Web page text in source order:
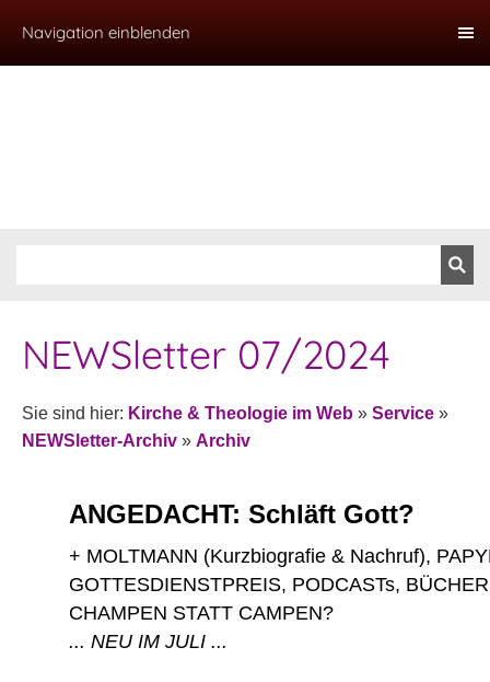
Navigation einblenden
NEWSletter 07/2024
Sie sind hier: Kirche & Theologie im Web » Service »
NEWSletter-Archiv » Archiv
ANGEDACHT: Schläft Gott?
+ MOLTMANN (Kurzbiografie & Nachruf),
GOTTESDIENSTPREIS, PODCASTs,
CHAMPEN STATT CAMPEN?
... NEU IM JULI ...